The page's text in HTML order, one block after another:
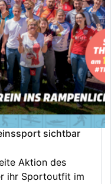
sichtbar
Aktion des
ihr Sportoutfit im